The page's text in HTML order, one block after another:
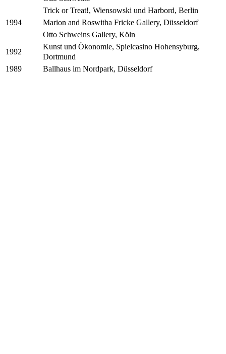
Trick or Treat!, Wiensowski und Harbord, Berlin
1994
Marion and Roswitha Fricke Gallery, Düsseldorf
Otto Schweins Gallery, Köln
1992
Kunst und Ökonomie, Spielcasino Hohensyburg,
Dortmund
1989 Ballhaus im Nordpark, Düsseldorf